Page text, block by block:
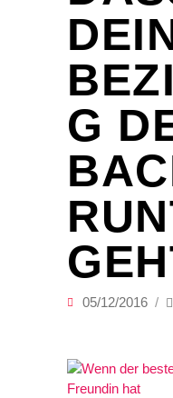
G
05/12/2016